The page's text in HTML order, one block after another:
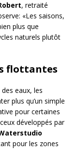
, retraité
«Les saisons,
plus que
naturels plutôt
flottantes
eaux, les
plus qu’un simple
pour certaines
développés par
pour les zones